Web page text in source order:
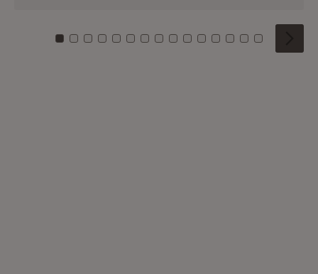
Zu Kachel: 0
Zu Kachel: 1
Zu Kachel: 2
Zu Kachel: 3
Zu Kachel: 4
Zu Kachel: 5
Zu Kachel: 6
Zu Kachel: 7
Zu Kachel: 8
Zu Kachel: 9
Zu Kachel: 10
Zu Kachel: 11
Zu Kachel: 12
Zu Kachel:
Zu